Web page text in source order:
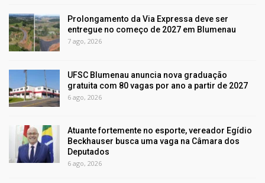
Prolongamento da Via Expressa deve ser
entregue no começo de 2027 em Blumenau
7 ago, 2026
UFSC Blumenau anuncia nova graduação
gratuita com 80 vagas por ano a partir de 2027
6 ago, 2026
Atuante fortemente no esporte, vereador Egídio
Beckhauser busca uma vaga na Câmara dos
Deputados
6 ago, 2026